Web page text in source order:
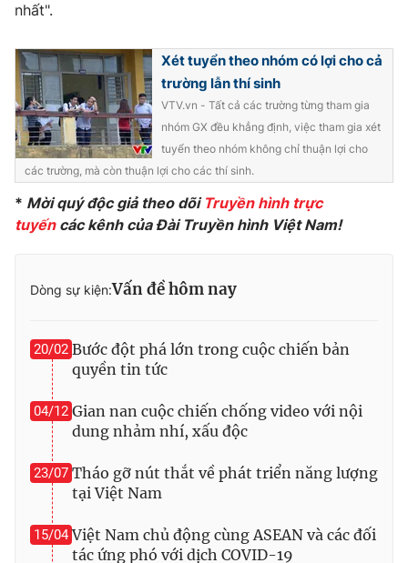
VTV9 VTV8
Liên hệ tòa soạn English
Cơ quan chủ quản:
Cơ quan báo chí:Thời báo VTV
Giấy phép hoạt động báo in và báo điện tử số 483/GP-BTTTT
cấp ngày 29/12/2023
Tổng Biên tập:Vũ Thanh Thủy
Phó Tổng Biên tập:
Nguyễn Trọng Ninh
Tổng đài VTV: 024.38 355 931 - 024.38 355 932
nhất".
Xét tuyển theo nhóm có lợi cho cả
trường lẫn thí sinh
VTV.vn - Tất cả các trường từng tham gia
nhóm GX đều khẳng định, việc tham gia xét
tuyển theo nhóm không chỉ thuận lợi cho
các trường, mà còn thuận lợi cho các thí sinh.
* Mời quý độc giả theo dõi Truyền hình trực
tuyến các kênh của Đài Truyền hình Việt Nam!
Dòng sự kiện:Vấn đề hôm nay
20/02 Bước đột phá lớn trong cuộc chiến bản
quyền tin tức
04/12 Gian nan cuộc chiến chống video với nội
dung nhảm nhí, xấu độc
23/07 Tháo gỡ nút thắt về phát triển năng lượng
tại Việt Nam
15/04 Việt Nam chủ động cùng ASEAN và các đối
tác ứng phó với dịch COVID-19